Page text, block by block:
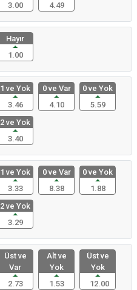
3.00
4.49
Hayır
1.00
1 ve Yok
3.46
0 ve Var
4.10
0 ve Yok
5.59
2 ve Yok
3.40
1 ve Yok
3.33
0 ve Var
8.38
0 ve Yok
1.88
2 ve Yok
3.29
Üst ve
Var
2.73
Alt ve
Yok
1.53
Üst ve
Yok
12.00